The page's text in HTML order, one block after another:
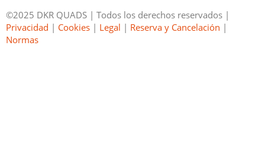
©2025 DKR QUADS | Todos los derechos reservados |
Privacidad | Cookies | Legal | Reserva y Cancelación |
Normas